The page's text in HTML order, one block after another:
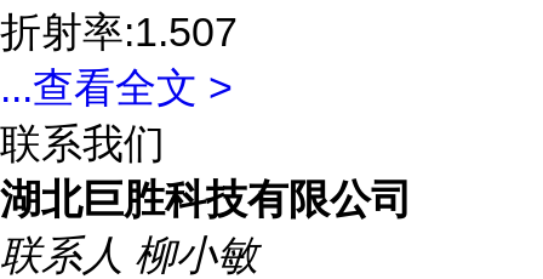
折射率:1.507
...查看全文 >
联系我们
湖北巨胜科技有限公司
联系人 柳小敏